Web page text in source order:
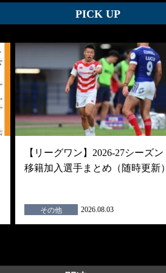
PICK UP
【リーグワン】2026-27シーズン
移籍加入選手まとめ（随時更新）
その他 2026.08.03